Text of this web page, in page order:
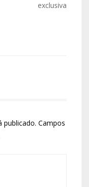
exclusiva
publicado. Campos